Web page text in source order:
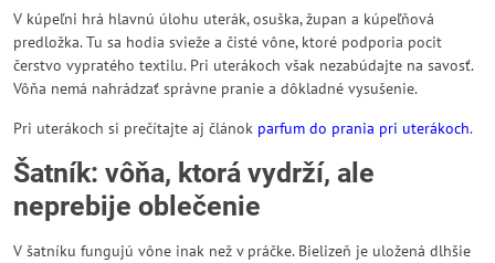
V kúpeľni hrá hlavnú úlohu uterák, osuška, župan a kúpeľňová
predložka. Tu sa hodia svieže a čisté vône, ktoré podporia pocit
čerstvo vypratého textilu. Pri uterákoch však nezabúdajte na savosť.
Vôňa nemá nahrádzať správne pranie a dôkladné vysušenie.
Pri uterákoch si prečítajte aj článok parfum do prania pri uterákoch.
Šatník: vôňa, ktorá vydrží, ale
neprebije oblečenie
V šatníku fungujú vône inak než v práčke. Bielizeň je uložená dlhšie